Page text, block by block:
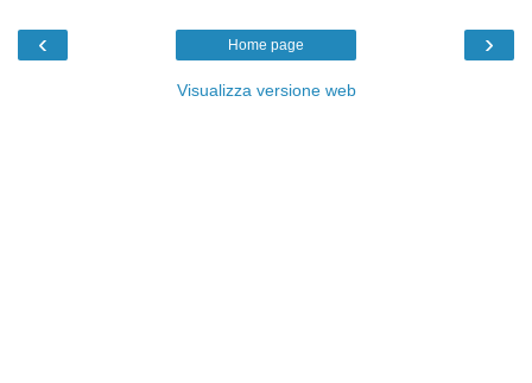
‹ ›
Home page
Visualizza versione web